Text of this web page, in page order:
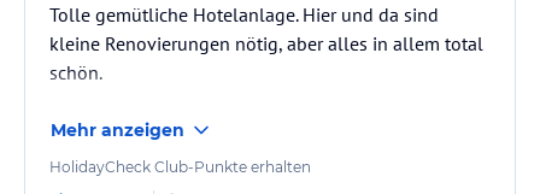
Tolle gemütliche Hotelanlage. Hier und da sind
kleine Renovierungen nötig, aber alles in allem total
schön.
Mehr anzeigen
HolidayCheck Club-Punkte erhalten